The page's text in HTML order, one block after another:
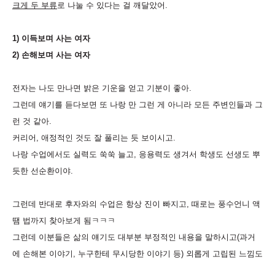
크게 두 부류로 나눌 수 있다는 걸 깨달았어 .
1) 이득보며 사는 여자
2) 손해보며 사는 여자
전자는 나도 만나면 밝은 기운을 얻고 기분이 좋아.
그런데 얘기를 듣다보면 또 나랑 만 그런 게 아니라 모든 주변인들과 그
런 것 같아.
커리어 , 애정적인 것도 잘 풀리는 듯 보이시고.
나랑 수업에서도 실력도 쑥쑥 늘고, 응용력도 생겨서 학생도 선생도 뿌
듯한 선순환이야.
그런데 반대로 후자와의 수업은 항상 진이 빠지고, 때로는 풍수언니 액
땜 법까지 찾아보게 됨ㅋㅋㅋ
그런데 이분들은 삶의 얘기도 대부분 부정적인 내용을 말하시고(과거
에 손해본 이야기 , 누구한테 무시당한 이야기 등) 외롭게 고립된 느낌도